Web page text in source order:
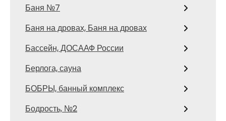
Баня №7
Баня на дровах, Баня на дровах
Бассейн, ДОСААФ России
Берлога, сауна
БОБРЫ, банный комплекс
Бодрость, №2